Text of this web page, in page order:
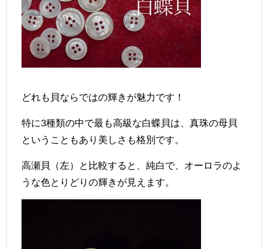
どれも貝ならではの輝きが魅力です！
特に3種類の中で最も高級な白蝶貝は、真珠の母貝
ということもあり美しさも格別です。
高瀬貝（左）と比較すると、純白で、オーロラのよ
うな色とりどりの輝きが見えます。